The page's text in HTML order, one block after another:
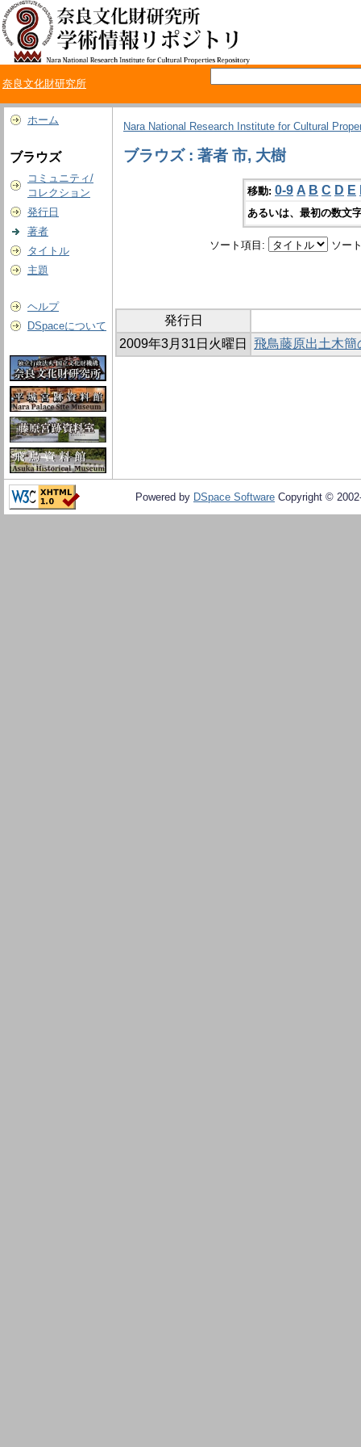
奈良文化財研究所
ホーム
ブラウズ
コミュニティ/
コレクション
発行日
著者
タイトル
主題
ヘルプ
DSpaceについて
Nara National Research Institute for Cultural
ブラウズ : 著者 市, 大樹
移動: 0-9 A B C D E
あるいは、最初の数文
ソート項目: ソー
発行日
2009年3月31日火曜日
飛鳥藤原出土木
Powered by DSpace Software Copyright ©